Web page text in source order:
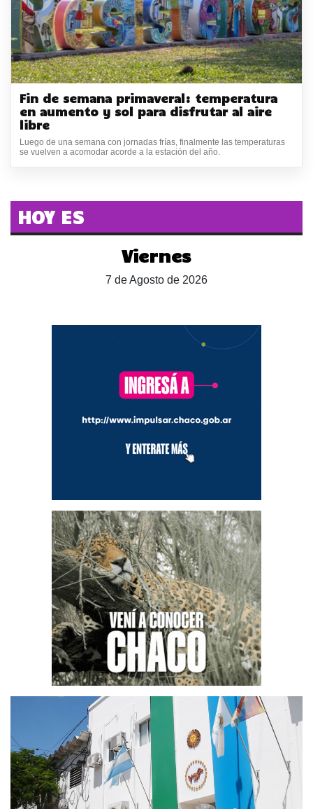
Fin de semana primaveral: temperatura
en aumento y sol para disfrutar al aire
libre
Luego de una semana con jornadas frías, finalmente las temperaturas
se vuelven a acomodar acorde a la estación del año.
HOY ES
Viernes
7 de Agosto de 2026